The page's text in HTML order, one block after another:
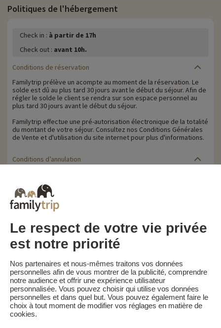
Politiques de l'hébergement
Check in : à partir de 17h
Check out : avant 10h.
Conditions de réservation
Familytrip prélève un acompte au moment de la réservation. Le
solde est dû au plus tard 30 jours avant le début du séjour. Afin de
régler le solde le client se rendra sur son espace personnel au
plus tard 30 jours avant le début du séjour.
Familytrip effectue une pré-autorisation électronique de la totalité
du montant de votre séjour. Consultez nos Conditions Générales
de Vente et d'utilisation du site internet pour plus d'informations.
Conditions d’annulation
de la réservation par e-mail 35 jours avant le début du séjour.
Les pénalités d'annulation sont calculées sur la base du barème
suivant :
• Annulation 30 jours ou plus avant la date de début du séjour :
acompte conservé
• Annulation moins de 30 jours avant la date de début du séjour :
100 % du prix du séjour
Familytrip vous conseille de souscrire l'assurance annulation de
son partenaire AREAS Assurances. Souscrivez au moment de la
réservation ou dans les 24h suivant votre réservation par
téléphone.
Le respect de votre vie privée
est notre priorité
Nos partenaires et nous-mêmes traitons vos données
personnelles afin de vous montrer de la publicité, comprendre
notre audience et offrir une expérience utilisateur
personnalisée. Vous pouvez choisir qui utilise vos données
personnelles et dans quel but. Vous pouvez également faire le
choix à tout moment de modifier vos réglages en matière de
cookies.